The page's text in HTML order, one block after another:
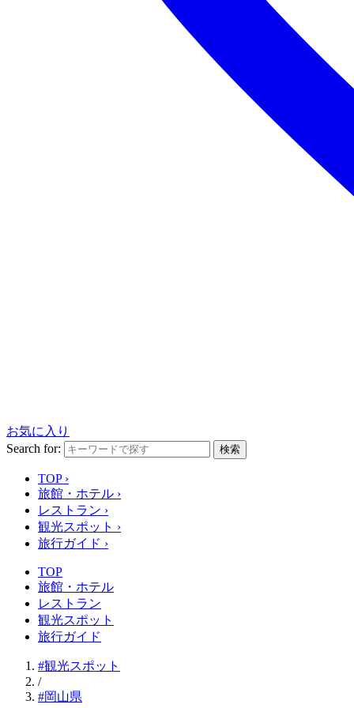
お気に入り
Search for:
検索
TOP ›
旅館・ホテル ›
レストラン ›
観光スポット ›
旅行ガイド ›
TOP
旅館・ホテル
レストラン
観光スポット
旅行ガイド
#観光スポット
/
#岡山県